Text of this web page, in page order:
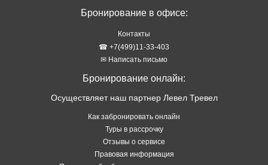
Бронирование в офисе:
Контакты
☎ +7(499)11-33-403
✉ Написать письмо
Бронирование онлайн:
Осуществляет наш партнер Левел Тревел
Как забронировать онлайн
Туры в рассрочку
Отзывы о сервисе
Правовая информация